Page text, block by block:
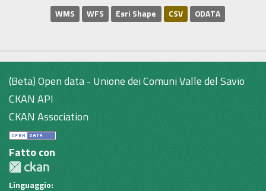
WMS WFS Esri Shape CSV ODATA
(Beta) Open data - Unione dei Comuni Valle del Savio
CKAN API
CKAN Association
Fatto con
Linguaggio